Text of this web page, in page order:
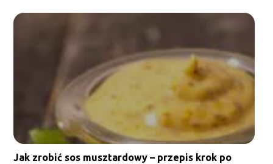
Jak zrobić sos musztardowy – przepis krok po